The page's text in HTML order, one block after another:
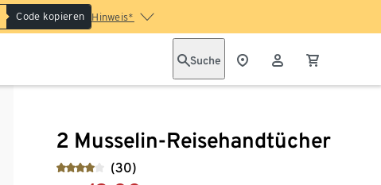
Code kopieren Hinweis*
Suche
2 Musselin-Reisehandtücher
(30)